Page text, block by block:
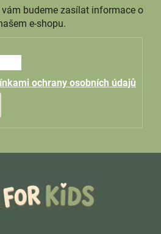
budeme zasílat informace o
e-shopu.
ochrany osobních údajů